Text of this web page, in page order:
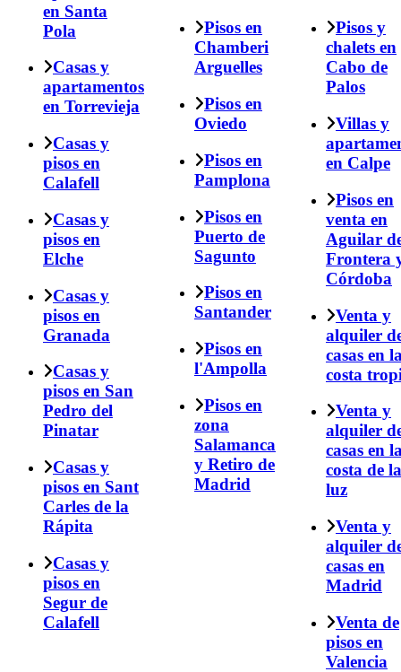
en Santa
Pola
Casas y
apartamentos
en Torrevieja
Casas y
pisos en
Calafell
Casas y
pisos en
Elche
Casas y
pisos en
Granada
Casas y
pisos en San
Pedro del
Pinatar
Casas y
pisos en Sant
Carles de la
Rápita
Casas y
pisos en
Segur de
Calafell
Pisos en
Chamberi
Arguelles
Pisos en
Oviedo
Pisos en
Pamplona
Pisos en
Puerto de
Sagunto
Pisos en
Santander
Pisos en
l'Ampolla
Pisos en
zona
Salamanca
y Retiro de
Madrid
Pisos y
chalets en
Cabo de
Palos
Villas y
en Calpe
Pisos en
venta en
Aguilar
Frontera
Córdoba
Venta y
alquiler
casas en
costa
Venta y
alquiler
casas en
costa de la
luz
Venta y
alquiler
casas en
Madrid
Venta de
pisos en
Valencia